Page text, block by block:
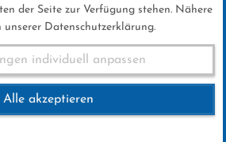
Weltcup Oslo
der Seite zur Verfügung stehen. Nähere
Datenschutzerklärung.
individuell anpassen
Alle akzeptieren